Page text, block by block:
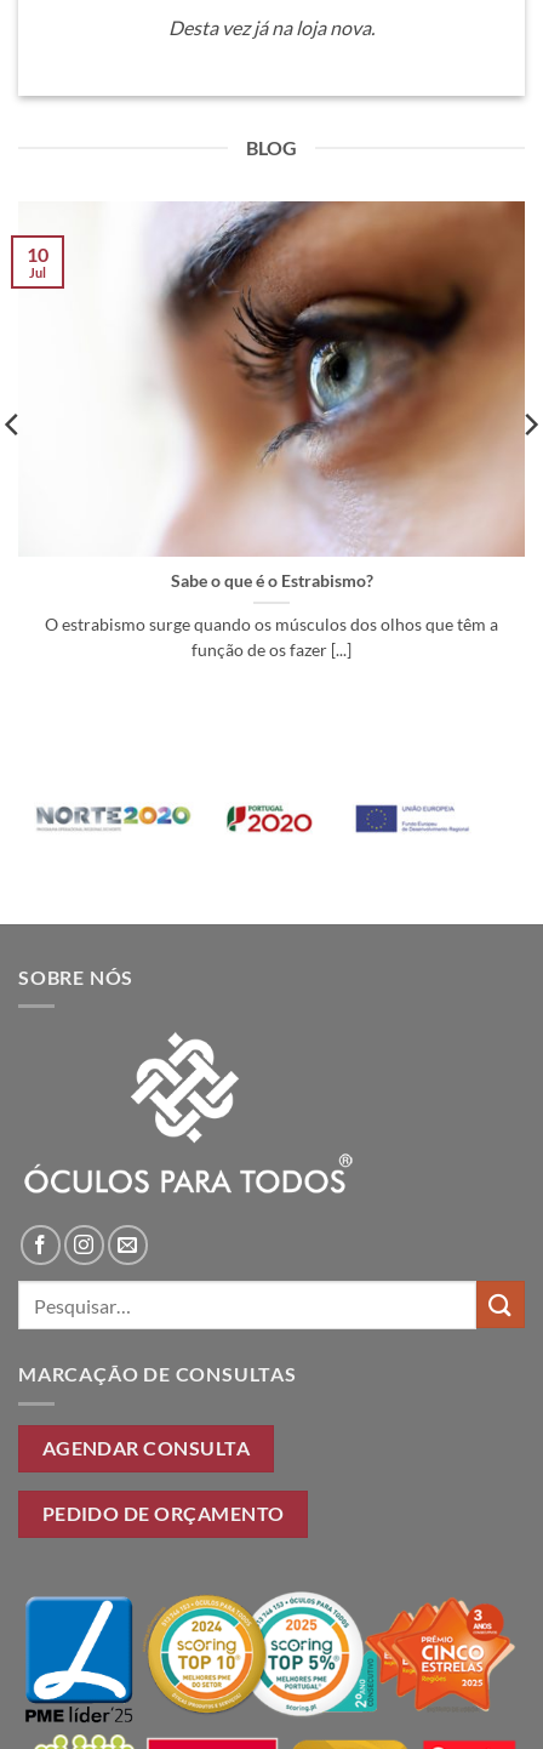
Desta vez já na loja nova.
BLOG
Sabe o que é o Estrabismo?
O estrabismo surge quando os músculos dos olhos que têm a
função de os fazer [...]
10
Jul
SOBRE NÓS
MARCAÇÃO DE CONSULTAS
AGENDAR CONSULTA
PEDIDO DE ORÇAMENTO